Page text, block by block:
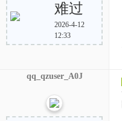
难过
2026-4-12
12:33
qq_qzuser_A0J